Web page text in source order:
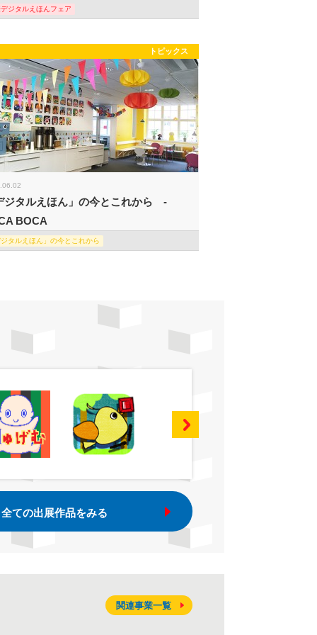
ジタルえほんフェア
トピックス
ジタルえほん」の今とこれから -
BOCA
タルえほん」の今とこれから
全ての出展作品をみる
関連事業一覧